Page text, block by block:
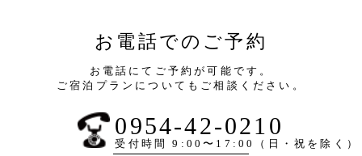
お電話でのご予約
お電話にてご予約が可能です。
ご宿泊プランについてもご相談ください。
0954-42-0210
受付時間 9:00〜17:00（日・祝を除く）